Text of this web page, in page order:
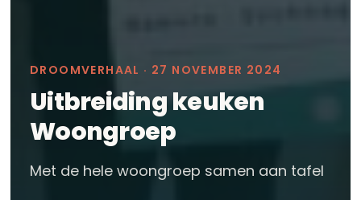
DROOMVERHAAL · 27 NOVEMBER 2024
Uitbreiding keuken
Woongroep
Met de hele woongroep samen aan tafel